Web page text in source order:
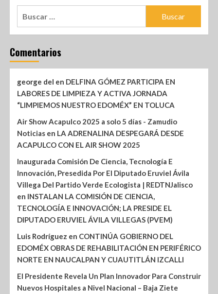
Comentarios
george del en DELFINA GÓMEZ PARTICIPA EN
LABORES DE LIMPIEZA Y ACTIVA JORNADA
“LIMPIEMOS NUESTRO EDOMÉX” EN TOLUCA
Air Show Acapulco 2025 a solo 5 días - Zamudio
Noticias en LA ADRENALINA DESPEGARÁ DESDE
ACAPULCO CON EL AIR SHOW 2025
Inaugurada Comisión De Ciencia, Tecnología E
Innovación, Presedida Por El Diputado Eruviel Ávila
Villega Del Partido Verde Ecologista | REDTNJalisco
en INSTALAN LA COMISIÓN DE CIENCIA,
TECNOLOGÍA E INNOVACIÓN; LA PRESIDE EL
DIPUTADO ERUVIEL ÁVILA VILLEGAS (PVEM)
Luis Rodríguez en CONTINÚA GOBIERNO DEL
EDOMÉX OBRAS DE REHABILITACIÓN EN PERIFÉRICO
NORTE EN NAUCALPAN Y CUAUTITLÁN IZCALLI
El Presidente Revela Un Plan Innovador Para Construir
Nuevos Hospitales a Nivel Nacional – Baja Ziete